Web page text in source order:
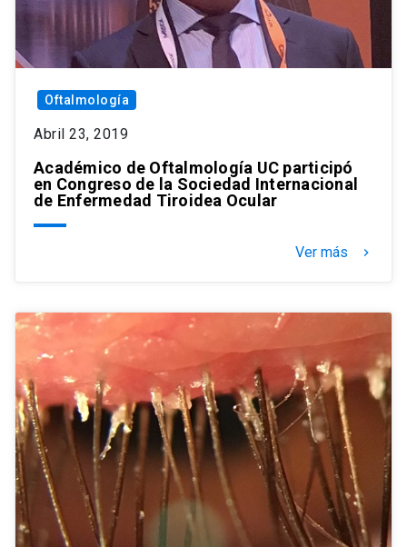
Oftalmología
Abril 23, 2019
Académico de Oftalmología UC participó
en Congreso de la Sociedad Internacional
de Enfermedad Tiroidea Ocular
Ver más keyboard_arrow_right